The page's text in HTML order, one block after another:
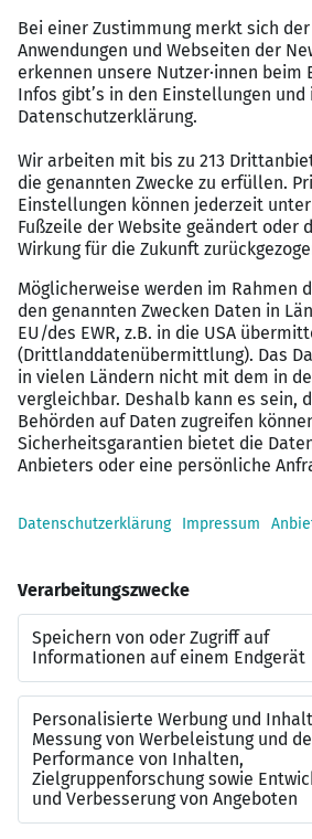
Homeoffice, sondern remote
Papierloses
erfassen alles digital – kein
Postweg
Volle Ausstattung: Eigener
professionelles Homeoffice-
Kosten
Büro optional:
Der Standort
jederzeit offen
Unser Bewerbungsprozess:
Kurzbewerbung– gerne ohne
einfach per Telefon
Minuten kennen
möglich)– wir tauschen uns
mögliche Aufgaben aus
Vertrag– innerhalb kürzester
deinen unbefristeten
Klingt gut?